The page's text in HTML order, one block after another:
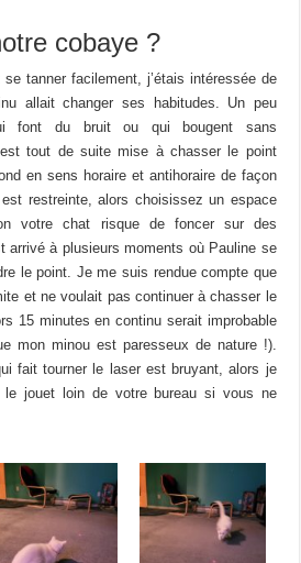
cobaye ?
tanner facilement, j’étais intéressée de
allait changer ses habitudes. Un peu
font du bruit ou qui bougent sans
tout de suite mise à chasser le point
en sens horaire et antihoraire de façon
restreinte, alors choisissez un espace
votre chat risque de foncer sur des
arrivé à plusieurs moments où Pauline se
le point. Je me suis rendue compte que
et ne voulait pas continuer à chasser le
15 minutes en continu serait improbable
mon minou est paresseux de nature !).
fait tourner le laser est bruyant, alors je
le jouet loin de votre bureau si vous ne